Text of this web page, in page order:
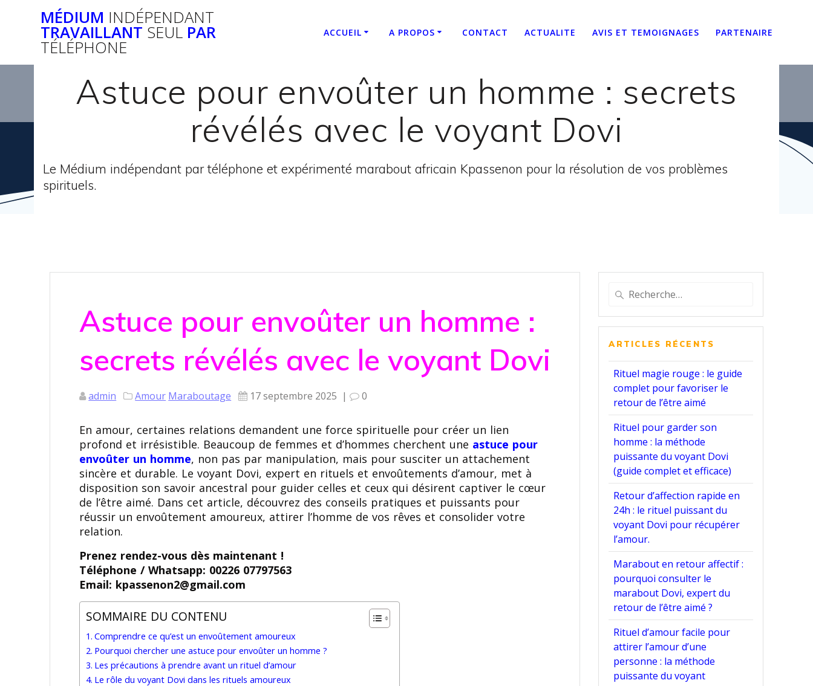
MÉDIUM INDÉPENDANT
TRAVAILLANT SEUL PAR
TÉLÉPHONE
ACCUEIL A PROPOS CONTACT ACTUALITE AVIS ET TEMOIGNAGES PARTENAIRE
Astuce pour envoûter un homme : secrets
révélés avec le voyant Dovi
Le Médium indépendant par téléphone et expérimenté marabout africain Kpassenon pour la résolution de vos problèmes
spirituels.
Astuce pour envoûter un homme :
secrets révélés avec le voyant Dovi
admin Amour Maraboutage 17 septembre 2025 | 0
En amour, certaines relations demandent une force spirituelle pour créer un lien
profond et irrésistible. Beaucoup de femmes et d’hommes cherchent une astuce pour
envoûter un homme, non pas par manipulation, mais pour susciter un attachement
sincère et durable. Le voyant Dovi, expert en rituels et envoûtements d’amour, met à
disposition son savoir ancestral pour guider celles et ceux qui désirent captiver le cœur
de l’être aimé. Dans cet article, découvrez des conseils pratiques et puissants pour
réussir un envoûtement amoureux, attirer l’homme de vos rêves et consolider votre
relation.
Prenez rendez-vous dès maintenant !
Téléphone / Whatsapp: 00226 07797563
Email: kpassenon2@gmail.com
SOMMAIRE DU CONTENU
Comprendre ce qu’est un envoûtement amoureux
Pourquoi chercher une astuce pour envoûter un homme ?
Les précautions à prendre avant un rituel d’amour
Le rôle du voyant Dovi dans les rituels amoureux
Recherche
pour
:
ARTICLES RÉCENTS
Rituel magie rouge : le guide
complet pour favoriser le
retour de l’être aimé
Rituel pour garder son
homme : la méthode
puissante du voyant Dovi
(guide complet et efficace)
Retour d’affection rapide en
24h : le rituel puissant du
voyant Dovi pour récupérer
l’amour.
Marabout en retour affectif :
pourquoi consulter le
marabout Dovi, expert du
retour de l’être aimé ?
Rituel d’amour facile pour
attirer l’amour d’une
personne : la méthode
puissante du voyant